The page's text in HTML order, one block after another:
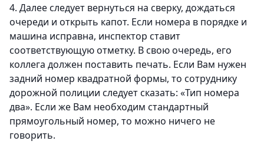
4. Далее следует вернуться на сверку, дождаться
очереди и открыть капот. Если номера в порядке и
машина исправна, инспектор ставит
соответствующую отметку. В свою очередь, его
коллега должен поставить печать. Если Вам нужен
задний номер квадратной формы, то сотруднику
дорожной полиции следует сказать: «Тип номера
два». Если же Вам необходим стандартный
прямоугольный номер, то можно ничего не
говорить.